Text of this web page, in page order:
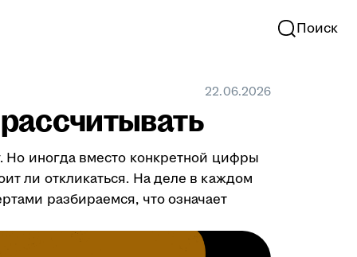
Поиск
22.06.2026
Но иногда вместо конкретной цифры
ли откликаться. На деле в каждом
разбираемся, что означает